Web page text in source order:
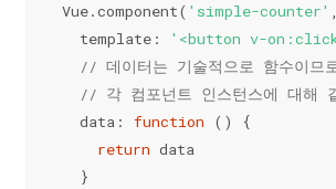
Vue.component( 'simple-counter'
  template:
'<button v-
// 데이터는 기술적으로 함수이므
// 각 컴포넌트 인스턴스에 대해
  data:
function ( )
{
return data
  }